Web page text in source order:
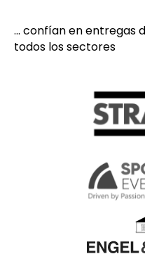
... confían en entregas
todos los sectores